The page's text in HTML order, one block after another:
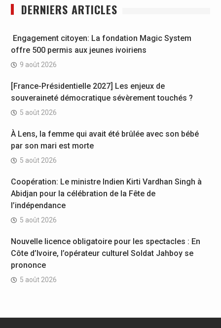
DERNIERS ARTICLES
Engagement citoyen: La fondation Magic System
offre 500 permis aux jeunes ivoiriens
9 août 2026
[France-Présidentielle 2027] Les enjeux de
souveraineté démocratique sévèrement touchés ?
5 août 2026
À Lens, la femme qui avait été brûlée avec son bébé
par son mari est morte
5 août 2026
Coopération: Le ministre Indien Kirti Vardhan Singh à
Abidjan pour la célébration de la Fête de
l’indépendance
5 août 2026
Nouvelle licence obligatoire pour les spectacles : En
Côte d’Ivoire, l’opérateur culturel Soldat Jahboy se
prononce
5 août 2026